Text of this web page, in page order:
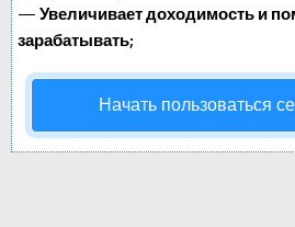
— Увеличивает доходимость и
зарабатывать;
Начать пользоваться